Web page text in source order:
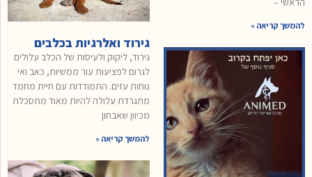
להמשך קריאה »
גירוד ואלרגיות בכלבים
גירוד, ליקוק ולעיסות של הכלב עלולים
לגרום לפציעות עור ממשיות, כאב ואי
נוחות עזים. התמודדות עם חיית מחמד
מתגרדת עלולה להיות מאוד מתסכלת
מכיוון שאבחון
להמשך קריאה »